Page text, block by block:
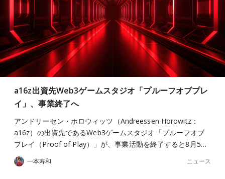
a16z出資先Web3ゲームスタジオ「プルーフオブプレ
イ」、事業終了へ
アンドリーセン・ホロウィッツ（Andreessen Horowitz：
a16z）の出資先であるWeb3ゲームスタジオ「プルーフオブ
プレイ（Proof of Play）」が、事業活動を終了すると8月5…
一本寿和 ニュース